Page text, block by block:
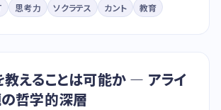
思考力 ソクラテス カント 教育
えることは可能か — アライ
哲学的深層